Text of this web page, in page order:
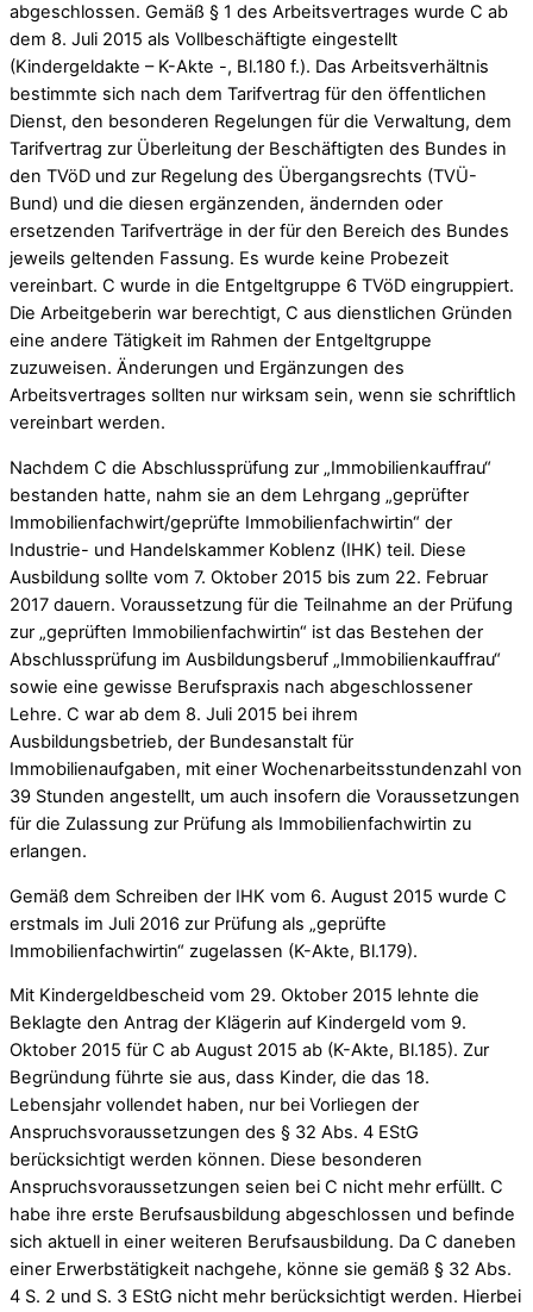
abgeschlossen. Gemäß § 1 des Arbeitsvertrages wurde C ab
dem 8. Juli 2015 als Vollbeschäftigte eingestellt
(Kindergeldakte – K-Akte -, Bl.180 f.). Das Arbeitsverhältnis
bestimmte sich nach dem Tarifvertrag für den öffentlichen
Dienst, den besonderen Regelungen für die Verwaltung, dem
Tarifvertrag zur Überleitung der Beschäftigten des Bundes in
den TVöD und zur Regelung des Übergangsrechts (TVÜ-
Bund) und die diesen ergänzenden, ändernden oder
ersetzenden Tarifverträge in der für den Bereich des Bundes
jeweils geltenden Fassung. Es wurde keine Probezeit
vereinbart. C wurde in die Entgeltgruppe 6 TVöD eingruppiert.
Die Arbeitgeberin war berechtigt, C aus dienstlichen Gründen
eine andere Tätigkeit im Rahmen der Entgeltgruppe
zuzuweisen. Änderungen und Ergänzungen des
Arbeitsvertrages sollten nur wirksam sein, wenn sie schriftlich
vereinbart werden.
Nachdem C die Abschlussprüfung zur „Immobilienkauffrau“
bestanden hatte, nahm sie an dem Lehrgang „geprüfter
Immobilienfachwirt/geprüfte Immobilienfachwirtin“ der
Industrie- und Handelskammer Koblenz (IHK) teil. Diese
Ausbildung sollte vom 7. Oktober 2015 bis zum 22. Februar
2017 dauern. Voraussetzung für die Teilnahme an der Prüfung
zur „geprüften Immobilienfachwirtin“ ist das Bestehen der
Abschlussprüfung im Ausbildungsberuf „Immobilienkauffrau“
sowie eine gewisse Berufspraxis nach abgeschlossener
Lehre. C war ab dem 8. Juli 2015 bei ihrem
Ausbildungsbetrieb, der Bundesanstalt für
Immobilienaufgaben, mit einer Wochenarbeitsstundenzahl von
39 Stunden angestellt, um auch insofern die Voraussetzungen
für die Zulassung zur Prüfung als Immobilienfachwirtin zu
erlangen.
Gemäß dem Schreiben der IHK vom 6. August 2015 wurde C
erstmals im Juli 2016 zur Prüfung als „geprüfte
Immobilienfachwirtin“ zugelassen (K-Akte, Bl.179).
Mit Kindergeldbescheid vom 29. Oktober 2015 lehnte die
Beklagte den Antrag der Klägerin auf Kindergeld vom 9.
Oktober 2015 für C ab August 2015 ab (K-Akte, Bl.185). Zur
Begründung führte sie aus, dass Kinder, die das 18.
Lebensjahr vollendet haben, nur bei Vorliegen der
Anspruchsvoraussetzungen des § 32 Abs. 4 EStG
berücksichtigt werden können. Diese besonderen
Anspruchsvoraussetzungen seien bei C nicht mehr erfüllt. C
habe ihre erste Berufsausbildung abgeschlossen und befinde
sich aktuell in einer weiteren Berufsausbildung. Da C daneben
einer Erwerbstätigkeit nachgehe, könne sie gemäß § 32 Abs.
4 S. 2 und S. 3 EStG nicht mehr berücksichtigt werden. Hierbei